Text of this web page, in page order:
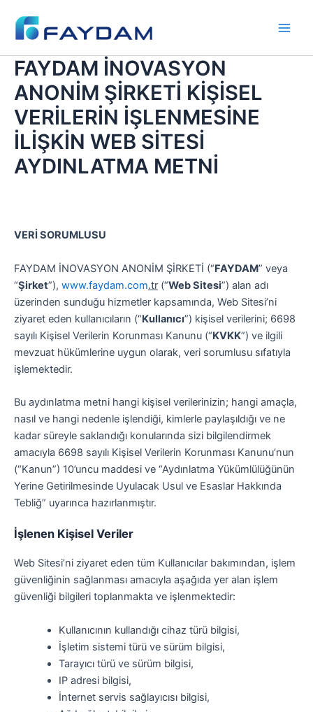
atla
FAYDAM İNOVASYON
ANONİM ŞİRKETİ KİŞİSEL
VERİLERİN İŞLENMESİNE
İLİŞKİN WEB SİTESİ
AYDINLATMA METNİ
VERİ SORUMLUSU
FAYDAM İNOVASYON ANONİM ŞİRKETİ (“FAYDAM” veya
“Şirket”), www.faydam.com.tr (“Web Sitesi”) alan adı
üzerinden sunduğu hizmetler kapsamında, Web Sitesi’ni
ziyaret eden kullanıcıların (“Kullanıcı”) kişisel verilerini; 6698
sayılı Kişisel Verilerin Korunması Kanunu (“KVKK”) ve ilgili
mevzuat hükümlerine uygun olarak, veri sorumlusu sıfatıyla
işlemektedir.
Bu aydınlatma metni hangi kişisel verilerinizin; hangi amaçla,
nasıl ve hangi nedenle işlendiği, kimlerle paylaşıldığı ve ne
kadar süreyle saklandığı konularında sizi bilgilendirmek
amacıyla 6698 sayılı Kişisel Verilerin Korunması Kanunu’nun
(“Kanun”) 10’uncu maddesi ve “Aydınlatma Yükümlülüğünün
Yerine Getirilmesinde Uyulacak Usul ve Esaslar Hakkında
Tebliğ” uyarınca hazırlanmıştır.
İşlenen Kişisel Veriler
Web Sitesi’ni ziyaret eden tüm Kullanıcılar bakımından, işlem
güvenliğinin sağlanması amacıyla aşağıda yer alan işlem
güvenliği bilgileri toplanmakta ve işlenmektedir:
Kullanıcının kullandığı cihaz türü bilgisi,
İşletim sistemi türü ve sürüm bilgisi,
Tarayıcı türü ve sürüm bilgisi,
IP adresi bilgisi,
İnternet servis sağlayıcısı bilgisi,